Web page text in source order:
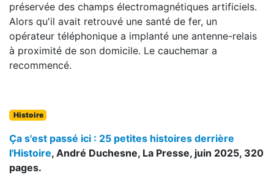
préservée des champs électromagnétiques artificiels.
Alors qu'il avait retrouvé une santé de fer, un
opérateur téléphonique a implanté une antenne-relais
à proximité de son domicile. Le cauchemar a
recommencé.
Histoire
Ça s'est passé ici : 25 petites histoires derrière
l'Histoire, André Duchesne, La Presse, juin 2025, 320
pages.